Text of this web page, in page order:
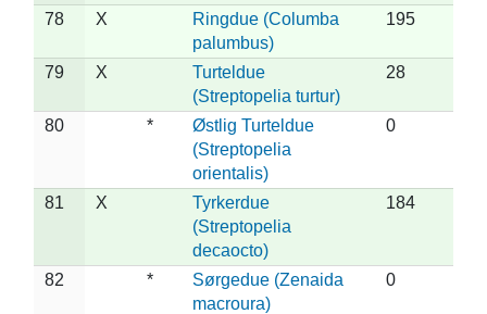
78 X
Ringdue (Columba
palumbus)
195
79 X
Turteldue
(Streptopelia turtur)
28
80 *
Østlig Turteldue
(Streptopelia
orientalis)
0
81 X
Tyrkerdue
(Streptopelia
decaocto)
184
82 *
Sørgedue (Zenaida
macroura)
0